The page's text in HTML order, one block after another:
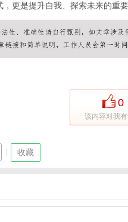
更是提升自我、探索未来的重
0
该内容对我
收藏